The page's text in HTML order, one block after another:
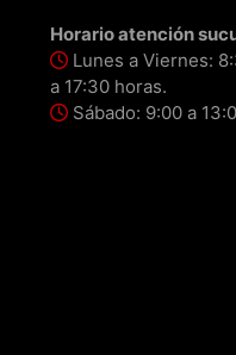
Horario atención
Lunes a Viernes:
a 17:30 horas.
Sábado: 9:00 a